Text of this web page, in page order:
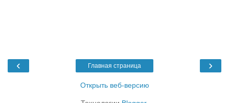
‹ ›
Главная страница
Открыть веб-версию